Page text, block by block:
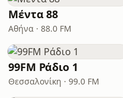
Μέντα 88
Αθήνα · 88.0 FM
99FM Ράδιο 1
Θεσσαλονίκη · 99.0 FM